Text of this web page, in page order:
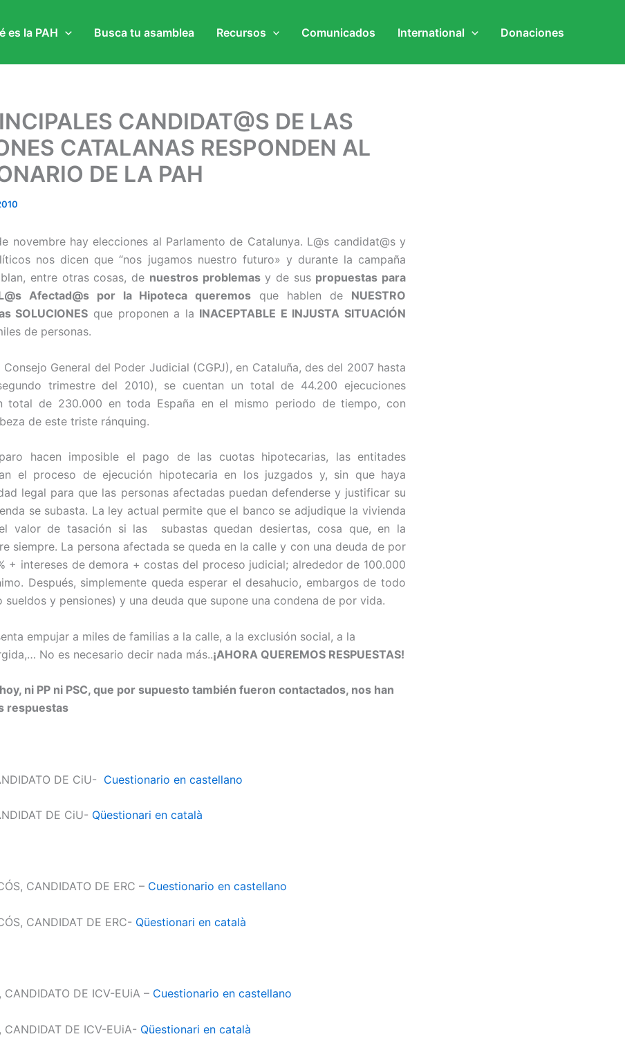
es la PAH Busca tu asamblea Recursos Comunicados International Donaciones
CANDIDAT@S DE LAS
CATALANAS RESPONDEN AL
DE LA PAH
novembre hay elecciones al Parlamento de Catalunya. L@s candidat@s y
nos dicen que “nos jugamos nuestro futuro» y durante la campaña
entre otras cosas, de nuestros problemasy de sus propuestas para
Afectad@s por la Hipoteca queremos que hablen de NUESTRO
SOLUCIONES que proponen a la INACEPTABLE E INJUSTA SITUACIÓN
de personas.
General del Poder Judicial (CGPJ), en Cataluña, des del 2007 hasta
trimestre del 2010), se cuentan un total de 44.200 ejecuciones
total de 230.000 en toda España en el mismo periodo de tiempo, con
de este triste ránquing.
hacen imposible el pago de las cuotas hipotecarias, las entitades
el proceso de ejecución hipotecaria en los juzgados y, sin que haya
legal para que las personas afectadas puedan defenderse y justificar su
se subasta. La ley actual permite que el banco se adjudique la vivienda
valor de tasación si las subastas quedan desiertas, cosa que, en la
siempre. La persona afectada se queda en la calle y con una deuda de por
+ intereses de demora + costas del proceso judicial; alrededor de 100.000
Después, simplemente queda esperar el desahucio, embargos de todo
y pensiones) y una deuda que supone una condena de por vida.
empujar a miles de familias a la calle, a la exclusión social, a la
No es necesario decir nada más..¡AHORA QUEREMOS RESPUESTAS!
ni PP ni PSC, que por supuesto también fueron contactados, nos han
respuestas
DE CiU- Cuestionario en castellano
DE CiU- Qüestionari en català
CANDIDATO DE ERC – Cuestionario en castellano
CANDIDAT DE ERC- Qüestionari en català
CANDIDATO DE ICV-EUiA – Cuestionario en castellano
CANDIDAT DE ICV-EUiA- Qüestionari en català